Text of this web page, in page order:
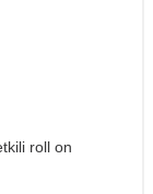
roll on